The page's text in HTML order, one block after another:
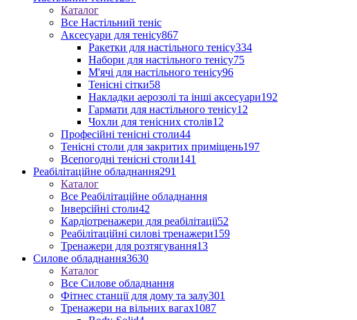
Каталог
Все Настільний теніс
Аксесуари для тенісу867
Ракетки для настільного тенісу334
Набори для настільного тенісу75
М'ячі для настільного тенісу96
Тенісні сітки58
Накладки аерозолі та інші аксесуари192
Гармати для настільного тенісу12
Чохли для тенісних столів12
Професійні тенісні столи44
Тенісні столи для закритих приміщень197
Всепогодні тенісні столи141
Реабілітаційне обладнання291
Каталог
Все Реабілітаційне обладнання
Інверсійні столи42
Кардіотренажери для реабілітації52
Реабілітаційні силові тренажери159
Тренажери для розтягування13
Силове обладнання3630
Каталог
Все Силове обладнання
Фітнес станції для дому та залу301
Тренажери на вільних вагах1087